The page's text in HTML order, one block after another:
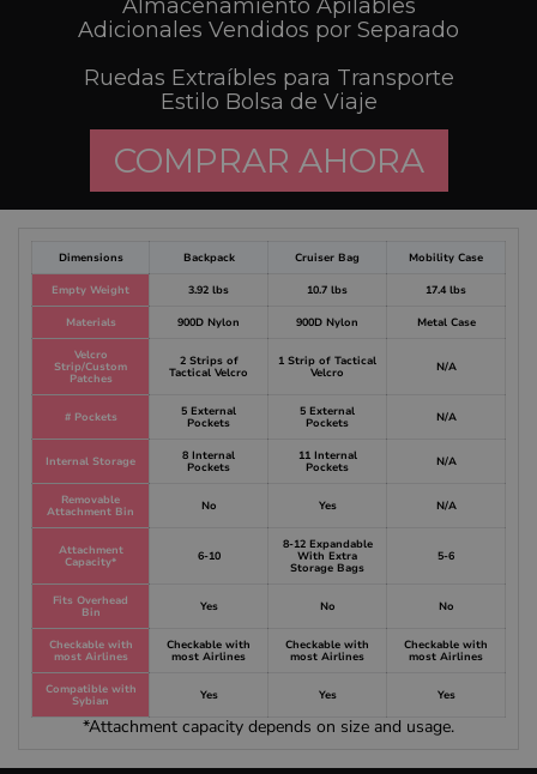
Almacenamiento Apilables
Adicionales Vendidos por Separado
Ruedas Extraíbles para Transporte
Estilo Bolsa de Viaje
COMPRAR AHORA
Dimensions Backpack Cruiser Bag Mobility Case
Empty Weight 3.92 lbs 10.7 lbs 17.4 lbs
Materials 900D Nylon 900D Nylon Metal Case
Velcro
Strip/Custom
Patches
2 Strips of
Tactical Velcro
1 Strip of Tactical
Velcro
N/A
# Pockets
5 External
Pockets
5 External
Pockets
N/A
Internal Storage
8 Internal
Pockets
11 Internal
Pockets
N/A
Removable
Attachment Bin
No Yes N/A
Attachment
Capacity*
6-10
8-12 Expandable
With Extra
Storage Bags
5-6
Fits Overhead
Bin
Yes No No
Checkable with
most Airlines
Checkable with
most Airlines
Checkable with
most Airlines
Checkable with
most Airlines
Compatible with
Sybian
Yes Yes Yes
*Attachment capacity depends on size and usage.